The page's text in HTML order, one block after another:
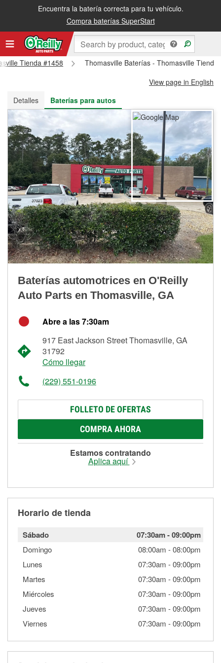
Encuentra la batería correcta para tu vehículo.
Compra baterías SuperStart
Recibe tu orden gratis al día siguiente o recógela en la tienda
Tienda #1458
Thomasville Baterías - Thomasville Tienda
View page in English
Detalles
Baterías para autos
Baterías automotrices en O'Reilly
Auto Parts en Thomasville, GA
Abre a las 7:30am
917 East Jackson Street Thomasville, GA
31792
Cómo llegar
(229) 551-0196
FOLLETO DE OFERTAS
COMPRA AHORA
Estamos contratando
Aplica aquí
Horario de tienda
Sábado 07:30am-09:00pm
Domingo 08:00am -08:00pm
Lunes
07:30am -09:00pm
Martes
07:30am -09:00pm
Miércoles
07:30am -09:00pm
Jueves
07:30am -09:00pm
Viernes
07:30am -09:00pm